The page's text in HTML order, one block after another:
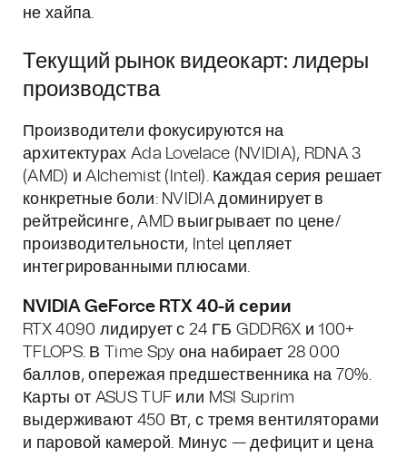
не хайпа.
Текущий рынок видеокарт: лидеры
производства
Производители фокусируются на
архитектурах Ada Lovelace (NVIDIA), RDNA 3
(AMD) и Alchemist (Intel). Каждая серия решает
конкретные боли: NVIDIA доминирует в
рейтрейсинге, AMD выигрывает по цене/
производительности, Intel цепляет
интегрированными плюсами.
NVIDIA GeForce RTX 40-й серии
RTX 4090 лидирует с 24 ГБ GDDR6X и 100+
TFLOPS. В Time Spy она набирает 28 000
баллов, опережая предшественника на 70%.
Карты от ASUS TUF или MSI Suprim
выдерживают 450 Вт, с тремя вентиляторами
и паровой камерой. Минус — дефицит и цена